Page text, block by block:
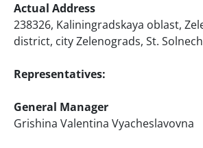
Actual Address
238326, Kaliningradskaya oblast,
district, city Zelenograds, St.
Representatives:
General Manager
Grishina Valentina Vyacheslavovna